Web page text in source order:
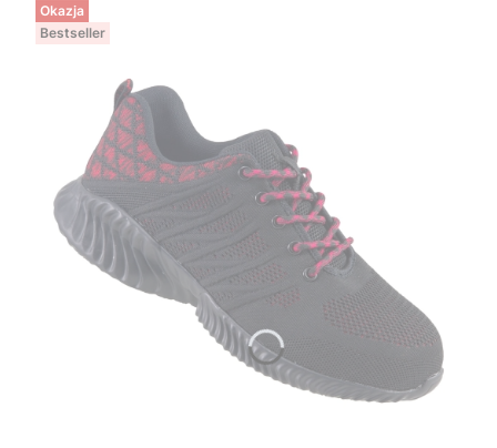
Okazja
Bestseller